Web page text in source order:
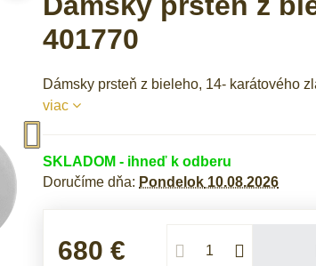
401770
Dámsky prsteň z bieleho, 14- karátového
viac
SKLADOM - ihneď k odberu
Doručíme dňa: Pondelok 10.08.2026
680 €